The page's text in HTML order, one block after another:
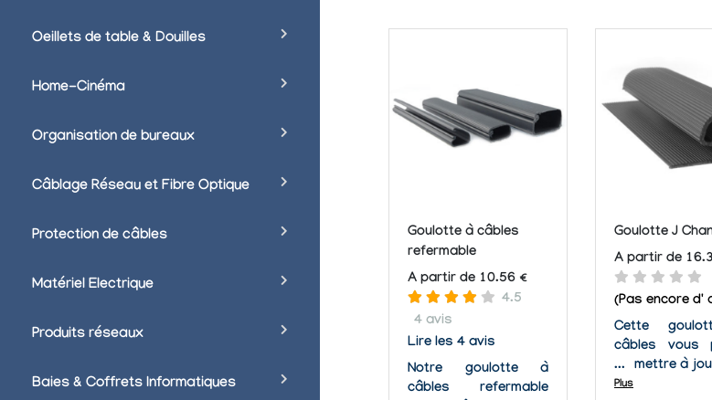
Oeillets de table & Douilles
Home-Cinéma
Organisation de bureaux
Câblage Réseau et Fibre Optique
Protection de câbles
Matériel Electrique
Produits réseaux
Baies & Coffrets Informatiques
Goulotte à câbles
refermable
A partir de 10.56 €
4.5
4 avis
Lire les 4 avis
Notre goulotte à
câbles refermable
Goulotte J
A partir de
(Pas encore d'
Cette
câbles vous
de mettre à
organisation
Plus